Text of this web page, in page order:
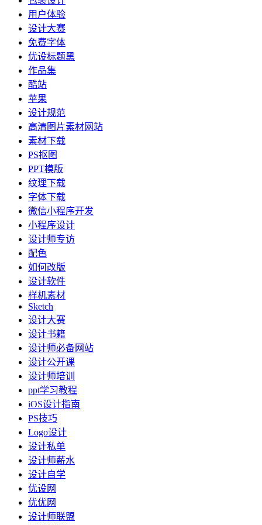
用户体验
设计大赛
免费字体
优设标题黑
作品集
酷站
苹果
设计规范
高清图片素材网站
素材下载
PS抠图
PPT模版
纹理下载
字体下载
微信小程序开发
小程序设计
设计师专访
配色
如何改版
设计软件
样机素材
Sketch
设计大赛
设计书籍
设计师必备网站
设计公开课
设计师培训
ppt学习教程
iOS设计指南
PS技巧
Logo设计
设计私单
设计师薪水
设计自学
优设网
优优网
设计师联盟